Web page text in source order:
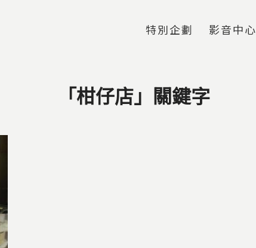
特別企劃 影音中心
「柑仔店」關鍵字